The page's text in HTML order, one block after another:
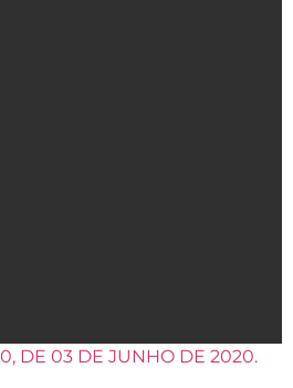
DE 03 DE JUNHO DE 2020.